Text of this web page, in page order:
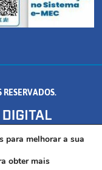
FORMIGA/MG - CEP:
para melhorar a sua
obter mais